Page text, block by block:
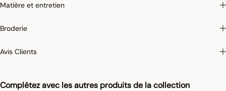
Complétez avec les autres produits de la collection
Matière et entretien
Broderie
Avis Clients